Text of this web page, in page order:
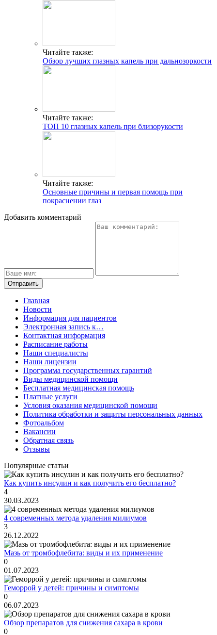
Читайте также:
Обзор лучших глазных капель при дальнозоркости
Читайте также:
ТОП 10 глазных капель при близорукости
Читайте также:
Основные причины и первая помощь при
покраснении глаз
Добавить комментарий
Главная
Новости
Информация для пациентов
Электронная запись к…
Контактная информация
Расписание работы
Наши специалисты
Наши лицензии
Программа государственных гарантий
Виды медицинской помощи
Бесплатная медицинская помощь
Платные услуги
Условия оказания медицинской помощи
Политика обработки и защиты персональных данных
Фотоальбом
Вакансии
Обратная связь
Отзывы
Популярные статьи
Как купить инсулин и как получить его бесплатно?
4
30.03.2023
4 современных метода удаления милиумов
3
26.12.2022
Мазь от тромбофлебита: виды и их применение
0
01.07.2023
Геморрой у детей: причины и симптомы
0
06.07.2023
Обзор препаратов для снижения сахара в крови
0